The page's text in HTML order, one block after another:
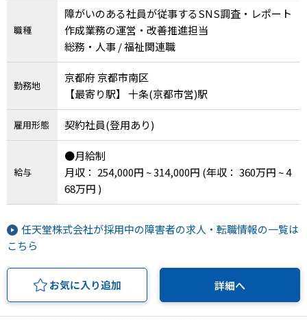
職種
障がいのある社員が従事するSNS調査・レポート
作成業務の運営・改善推進担当
総務・人事 / 福祉関連職
勤務地
京都府 京都市南区
【最寄り駅】 十条(京都市営)駅
雇用形態 契約社員(登用あり)
給与
●月給制
月収： 254,000円 ~ 314,000円 (年収： 360万円 ~ 4
68万円 )
任天堂株式会社が採用中の障害者の求人・転職情報の一覧は
こちら
お気に入り追加 詳細へ